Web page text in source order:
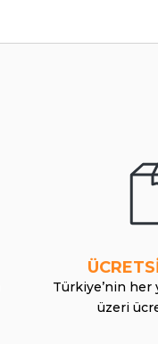
Türkiye’nin her
üzeri